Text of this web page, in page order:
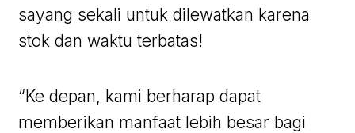
sayang sekali untuk dilewatkan karena
stok dan waktu terbatas!
“Ke depan, kami berharap dapat
memberikan manfaat lebih besar bagi